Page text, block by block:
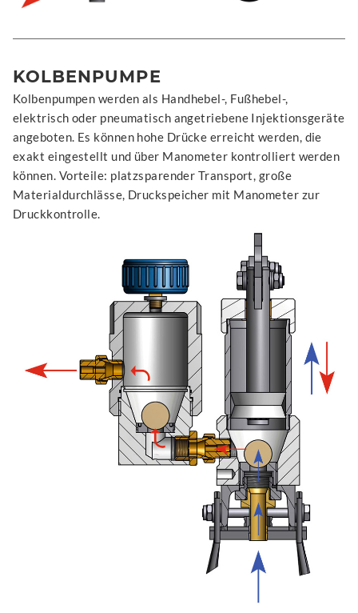
KOLBENPUMPE
Kolbenpumpen werden als Handhebel-, Fußhebel-,
elektrisch oder pneumatisch angetriebene Injektionsgeräte
angeboten. Es können hohe Drücke erreicht werden, die
exakt eingestellt und über Manometer kontrolliert werden
können. Vorteile: platzsparender Transport, große
Materialdurchlässe, Druckspeicher mit Manometer zur
Druckkontrolle.